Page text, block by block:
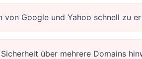
von Google und Yahoo schnell zu
über mehrere Domains